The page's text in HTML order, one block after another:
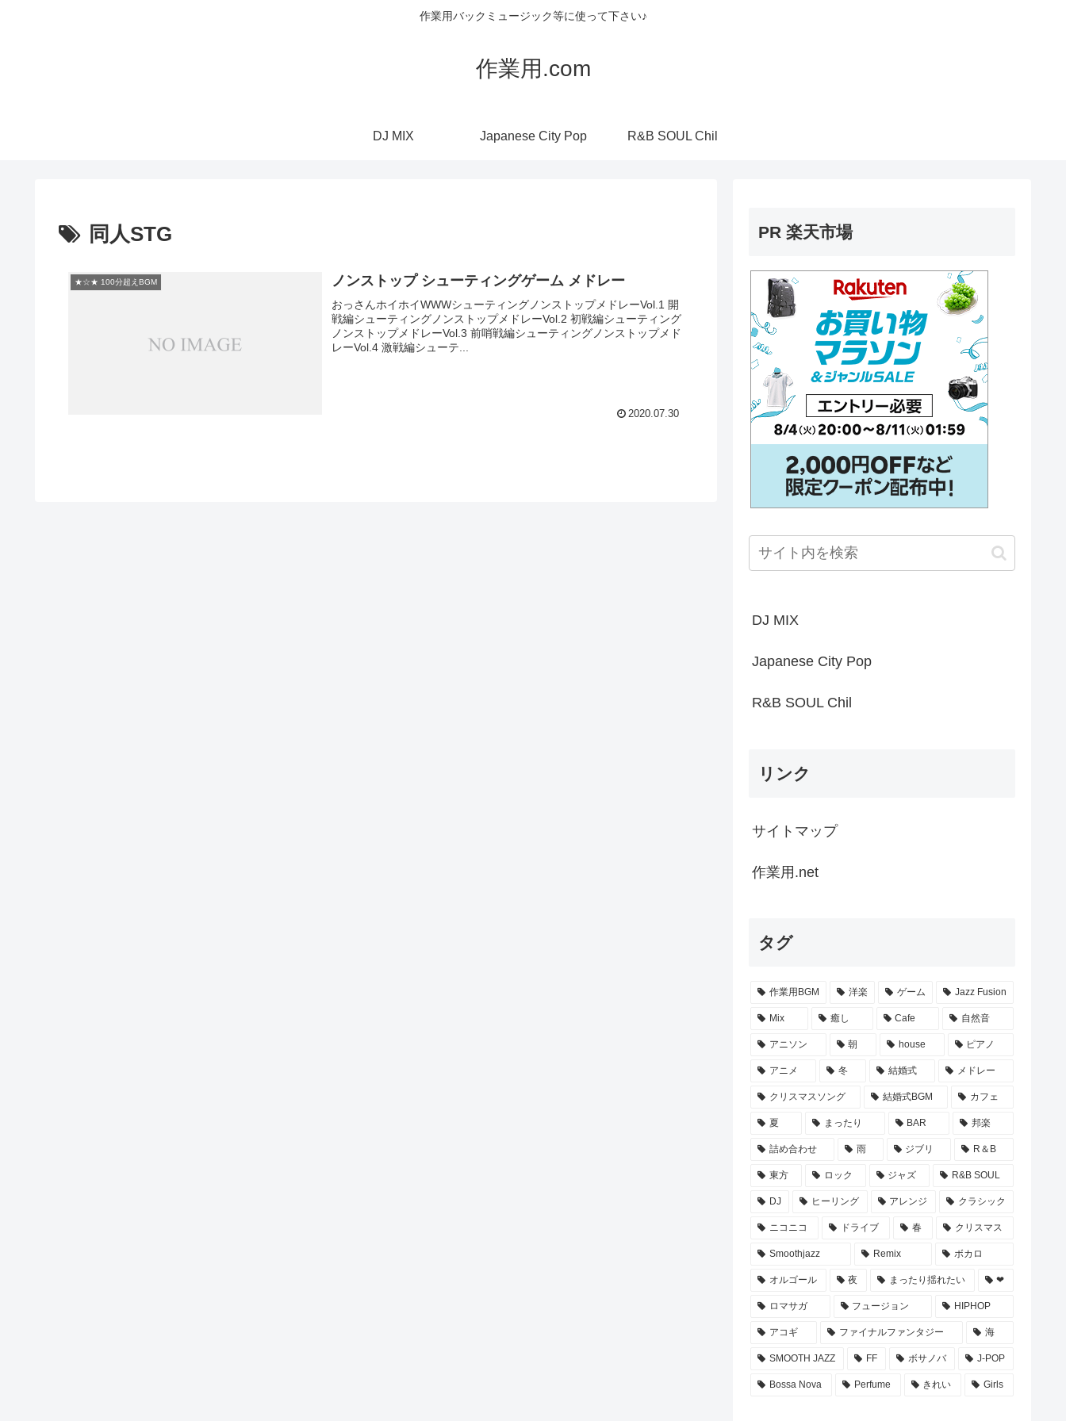
作業用バックミュージック等に使って下さい♪
作業用.com
DJ MIX Japanese City Pop R&B SOUL Chil
同人STG
★☆★ 100分超えBGM ノンストップ シューティングゲーム メドレー
おっさんホイホイWWWシューティングノンストップメドレーVol.1 開
戦編シューティングノンストップメドレーVol.2 初戦編シューティング
ノンストップメドレーVol.3 前哨戦編シューティングノンストップメド
レーVol.4 激戦編シューテ...
2020.07.30
PR 楽天市場
DJ MIX
Japanese City Pop
R&B SOUL Chil
リンク
サイトマップ
作業用.net
タグ
作業用BGM 洋楽 ゲーム Jazz Fusion
Mix 癒し Cafe 自然音
アニソン 朝 house ピアノ
アニメ 冬 結婚式 メドレー
クリスマスソング 結婚式BGM カフェ
夏 まったり BAR 邦楽
詰め合わせ 雨 ジブリ R＆B
東方 ロック ジャズ R&B SOUL
DJ ヒーリング アレンジ クラシック
ニコニコ ドライブ 春 クリスマス
Smoothjazz Remix ボカロ
オルゴール 夜 まったり揺れたい ❤
ロマサガ フュージョン HIPHOP
アコギ ファイナルファンタジー 海
SMOOTH JAZZ FF ボサノバ J-POP
Bossa Nova Perfume きれい Girls